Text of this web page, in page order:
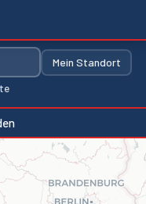
Mein Standort